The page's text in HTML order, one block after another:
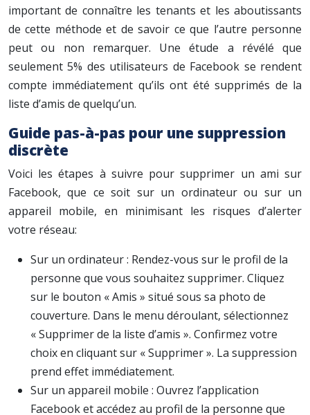
important de connaître les tenants et les aboutissants
de cette méthode et de savoir ce que l’autre personne
peut ou non remarquer. Une étude a révélé que
seulement 5% des utilisateurs de Facebook se rendent
compte immédiatement qu’ils ont été supprimés de la
liste d’amis de quelqu’un.
Guide pas-à-pas pour une suppression
discrète
Voici les étapes à suivre pour supprimer un ami sur
Facebook, que ce soit sur un ordinateur ou sur un
appareil mobile, en minimisant les risques d’alerter
votre réseau:
Sur un ordinateur : Rendez-vous sur le profil de la
personne que vous souhaitez supprimer. Cliquez
sur le bouton « Amis » situé sous sa photo de
couverture. Dans le menu déroulant, sélectionnez
« Supprimer de la liste d’amis ». Confirmez votre
choix en cliquant sur « Supprimer ». La suppression
prend effet immédiatement.
Sur un appareil mobile : Ouvrez l’application
Facebook et accédez au profil de la personne que